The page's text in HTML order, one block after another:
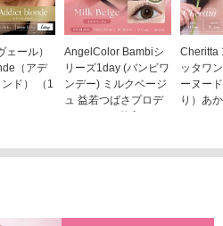
ール）
（アデ
ド） （1
AngelColor Bambiシ
リーズ1day (バンビワ
ンデー) ミルクベージ
ュ 益若つばさプロデ
ュース（10枚入り）
Cheritta
ッタワ
ーヌー
り）あ